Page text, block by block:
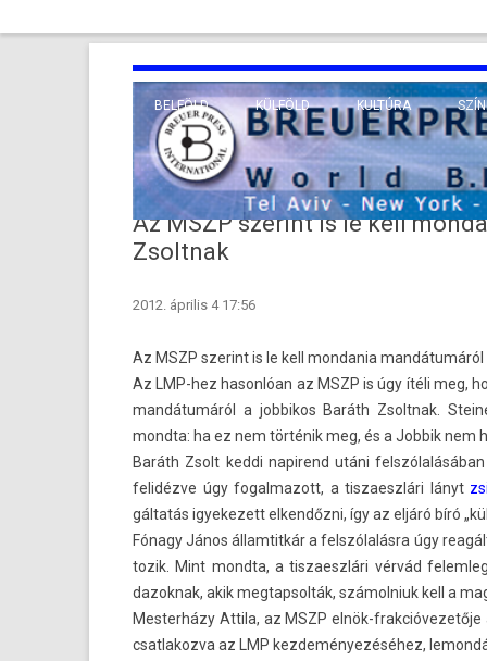
BELFÖLD KÜLFÖLD
EURÓPA
KÖZEL-KELET
KULTÚRA
VALLÁS
Az MSZP szerint is le kell
Zsoltnak
2012. április 4 17:56
Az MSZP szerint is le kell mon­dania
Az LMP-hez hason­lóan az MSZP is úgy ítéli meg,
mandátumáról a job­bikos Baráth Zsoltnak.
mondta: ha ez nem történik meg, és a Job­bik nem
Baráth Zsolt keddi napirend utáni
felidézve úgy fogal­mazott, a tis­zaeszlári lányt
gáltatás igyekezett el­kendőz­ni, így az eljáró bíró
Fónagy János állam­titkár a felszólalásra úgy
tozik. Mint mondta, a tis­zaeszlári vérvád
dazok­nak, akik meg­tapsol­ták, számol­niuk kell a
Mes­terházy At­tila, az MSZP elnök-
csat­lakoz­va az LMP kez­deményezéséhez,